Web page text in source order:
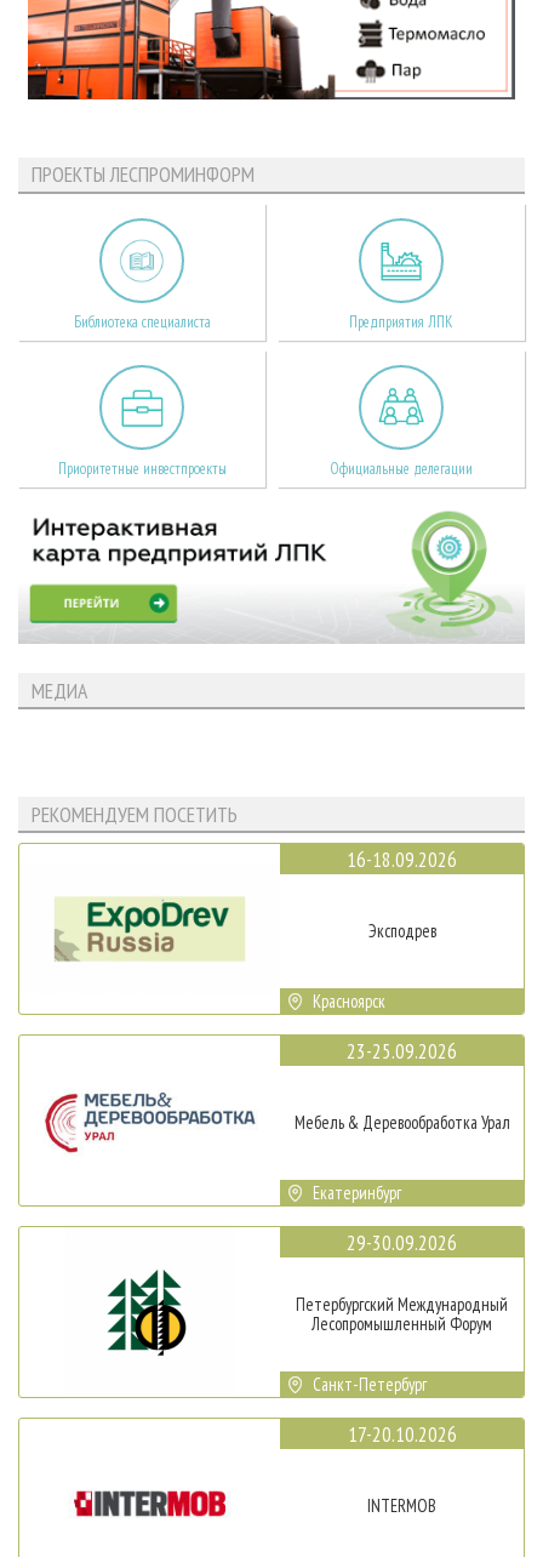
ПРОЕКТЫ ЛЕСПРОМИНФОРМ
Библиотека специалиста Предприятия ЛПК
Приоритетные инвестпроекты Официальные делегации
МЕДИА
РЕКОМЕНДУЕМ ПОСЕТИТЬ
16-18.09.2026
Эксподрев
Красноярск
23-25.09.2026
Мебель & Деревообработка Урал
Екатеринбург
29-30.09.2026
Петербургский Международный
Лесопромышленный Форум
Санкт-Петербург
17-20.10.2026
INTERMOB